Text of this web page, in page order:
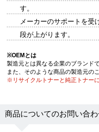
す。
メーカーのサポートを受
段が上がります。
※OEMとは
製造元とは異なる企業のブランド
また、そのような商品の製造元のこ
※リサイクルトナーと純正トナー
商品についてのお問い合